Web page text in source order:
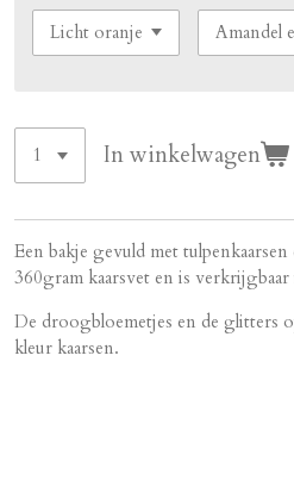
In winkelwagen
Een bakje gevuld met
360gram kaarsvet en is
De droogbloemetjes en de glitters
kleur kaarsen.